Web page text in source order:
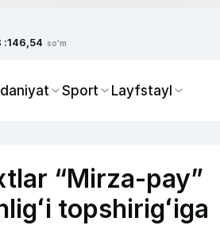
:146,54 so'm
Sport Layfstayl
“Mirza-pay”
topshirigʻiga